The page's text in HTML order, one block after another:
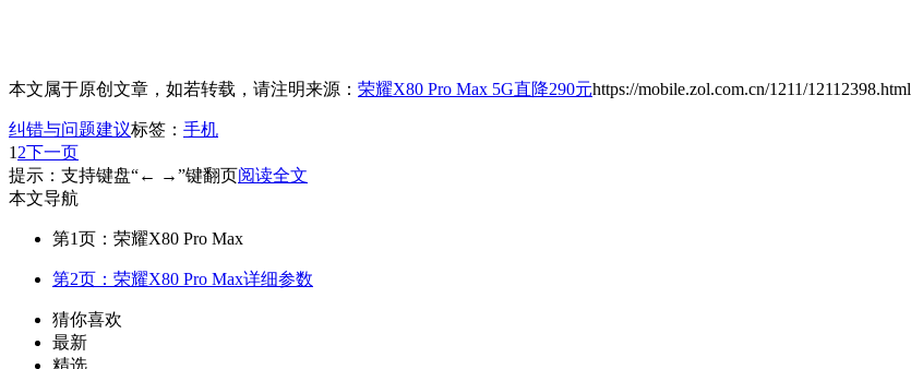
本文属于原创文章，如若转载，请注明来源： 荣耀X80 Pro Max 5G直降290元https://mobile.zol.com.cn/1211/12112398.html
纠错与问题建议标签： 手机
1 2下一页
提示：支持键盘“← →”键翻页阅读全文
本文导航
第1页：荣耀X80 Pro Max
第2页：荣耀X80 Pro Max详细参数
猜你喜欢
最新
精选